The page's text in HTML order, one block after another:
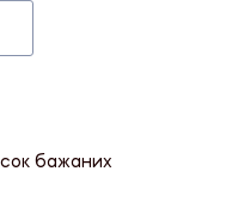
бажаних